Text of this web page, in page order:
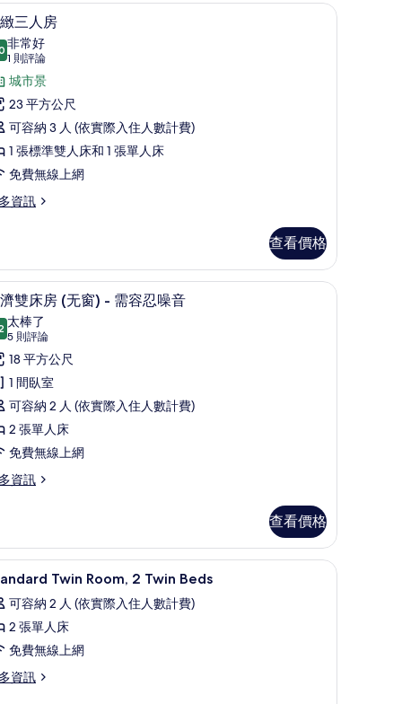
費無線上網、床單 精緻三人房 | 書桌、隔音、免費無線上網、床單
6 三人房
分，滿分 10 分
非常好
1 則評論
(1
則
評
論)
城市景
23 平方公尺
可容納 3 人 (依實際入住人數計費)
1 張標準雙人床和 1 張單人床
免費無線上網
資訊
查看價格
床單 經濟雙床房 (无窗) - 需容忍噪音 | 書桌、隔音
4 雙床房 (无窗) - 需容忍噪音
分，滿分 10 分
太棒了
5 則評論
(5
則
評
論)
18 平方公尺
1 間臥室
可容納 2 人 (依實際入住人數計費)
2 張單人床
免費無線上網
資訊
查看價格
書桌、隔音、免費無線上網、床單
5 Twin Room, 2 Twin Beds
可容納 2 人 (依實際入住人數計費)
2 張單人床
免費無線上網
資訊